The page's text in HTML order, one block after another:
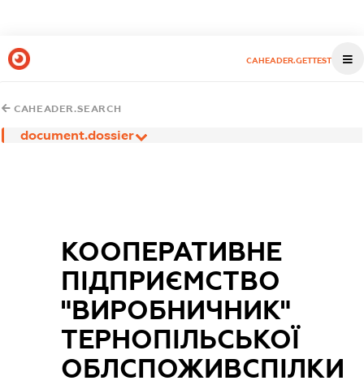
CAHEADER.GETTEST
CAHEADER.SEARCH
document.dossier
КООПЕРАТИВНЕ
ПІДПРИЄМСТВО
"ВИРОБНИЧНИК"
ТЕРНОПІЛЬСЬКОЇ
ОБЛСПОЖИВСПІЛКИ